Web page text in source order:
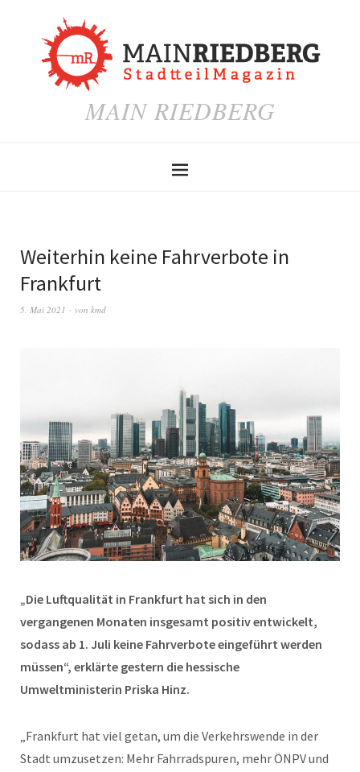
MAIN RIEDBERG
Weiterhin keine Fahrverbote in
Frankfurt
5. Mai 2021 von kmd
„Die Luftqualität in Frankfurt hat sich in den
vergangenen Monaten insgesamt positiv entwickelt,
sodass ab 1. Juli keine Fahrverbote eingeführt werden
müssen“, erklärte gestern die hessische
Umweltministerin Priska Hinz.
„Frankfurt hat viel getan, um die Verkehrswende in der
Stadt umzusetzen: Mehr Fahrradspuren, mehr ÖNPV und